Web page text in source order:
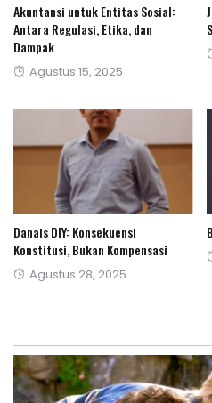
Akuntansi untuk Entitas Sosial:
Antara Regulasi, Etika, dan
Dampak
Posted
Agustus 15, 2025
Danais DIY: Konsekuensi
Konstitusi, Bukan Kompensasi
Posted
Agustus 28, 2025